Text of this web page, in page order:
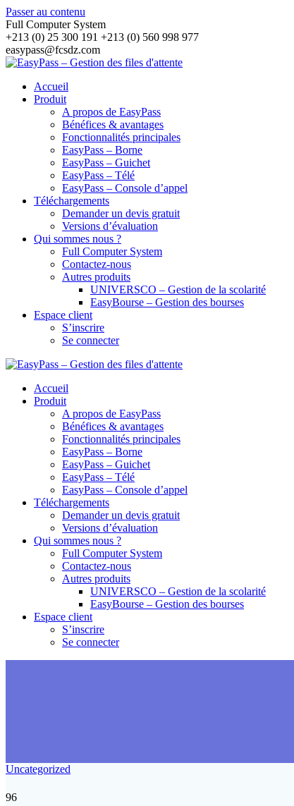
Passer au contenu
Full Computer System
+213 (0) 25 300 191 +213 (0) 560 998 977
easypass@fcsdz.com
Accueil
Produit
A propos de EasyPass
Bénéfices & avantages
Fonctionnalités principales
EasyPass – Borne
EasyPass – Guichet
EasyPass – Télé
EasyPass – Console d’appel
Téléchargements
Demander un devis gratuit
Versions d’évaluation
Qui sommes nous ?
Full Computer System
Contactez-nous
Autres produits
UNIVERSCO – Gestion de la scolarité
EasyBourse – Gestion des bourses
Espace client
S’inscrire
Se connecter
Accueil
Produit
A propos de EasyPass
Bénéfices & avantages
Fonctionnalités principales
EasyPass – Borne
EasyPass – Guichet
EasyPass – Télé
EasyPass – Console d’appel
Téléchargements
Demander un devis gratuit
Versions d’évaluation
Qui sommes nous ?
Full Computer System
Contactez-nous
Autres produits
UNIVERSCO – Gestion de la scolarité
EasyBourse – Gestion des bourses
Espace client
S’inscrire
Se connecter
Uncategorized
96